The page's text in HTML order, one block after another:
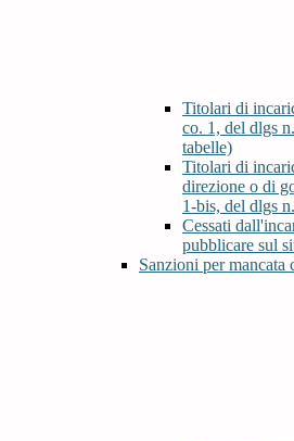
Titolari di
co. 1, del dlgs
tabelle)
Titolari di
direzione o di
1-bis, del dlgs
Cessati
pubblicare sul
Sanzioni per mancata